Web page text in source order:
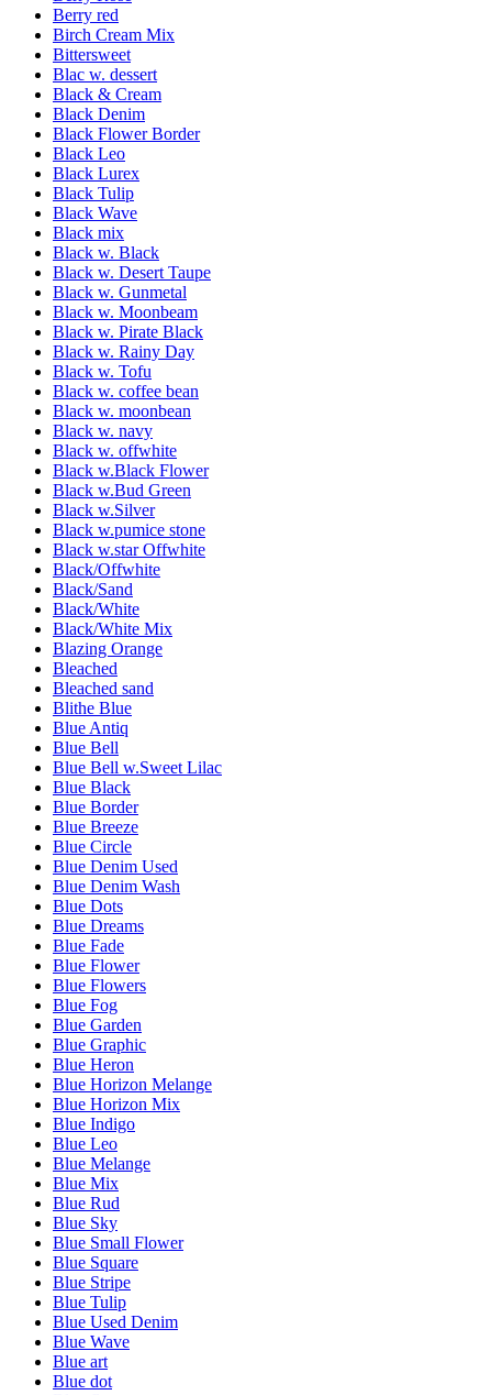
Berry red
Birch Cream Mix
Bittersweet
Blac w. dessert
Black & Cream
Black Denim
Black Flower Border
Black Leo
Black Lurex
Black Tulip
Black Wave
Black mix
Black w. Black
Black w. Desert Taupe
Black w. Gunmetal
Black w. Moonbeam
Black w. Pirate Black
Black w. Rainy Day
Black w. Tofu
Black w. coffee bean
Black w. moonbean
Black w. navy
Black w. offwhite
Black w.Black Flower
Black w.Bud Green
Black w.Silver
Black w.pumice stone
Black w.star Offwhite
Black/Offwhite
Black/Sand
Black/White
Black/White Mix
Blazing Orange
Bleached
Bleached sand
Blithe Blue
Blue Antiq
Blue Bell
Blue Bell w.Sweet Lilac
Blue Black
Blue Border
Blue Breeze
Blue Circle
Blue Denim Used
Blue Denim Wash
Blue Dots
Blue Dreams
Blue Fade
Blue Flower
Blue Flowers
Blue Fog
Blue Garden
Blue Graphic
Blue Heron
Blue Horizon Melange
Blue Horizon Mix
Blue Indigo
Blue Leo
Blue Melange
Blue Mix
Blue Rud
Blue Sky
Blue Small Flower
Blue Square
Blue Stripe
Blue Tulip
Blue Used Denim
Blue Wave
Blue art
Blue dot